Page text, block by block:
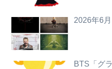
レインボー池田、アナウン
2026年6
BTS「グ